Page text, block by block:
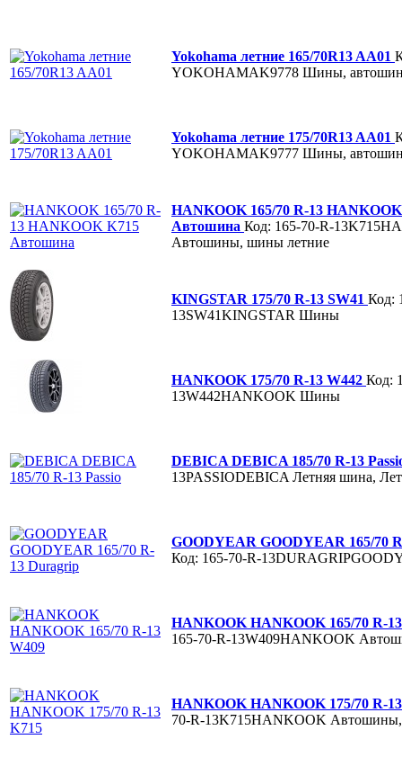
Yokohama летние 165/70R13 AA01
YOKOHAMAK9778 Шины,
Yokohama летние 175/70R13 AA01
YOKOHAMAK9777 Шины,
HANKOOK 165/70 R-13
Автошина Код: 165-70-R-
Автошины, шины летние
KINGSTAR 175/70 R-13 SW41 Код:
13SW41KINGSTAR Шины
HANKOOK 175/70 R-13 W442 Код:
13W442HANKOOK Шины
DEBICA DEBICA 185/70 R-13
13PASSIODEBICA Летняя шина,
GOODYEAR GOODYEAR 165/70
Код: 165-70-R-
HANKOOK HANKOOK 165/70 R-
165-70-R-13W409HANKOOK
HANKOOK HANKOOK 175/70 R-
70-R-13K715HANKOOK